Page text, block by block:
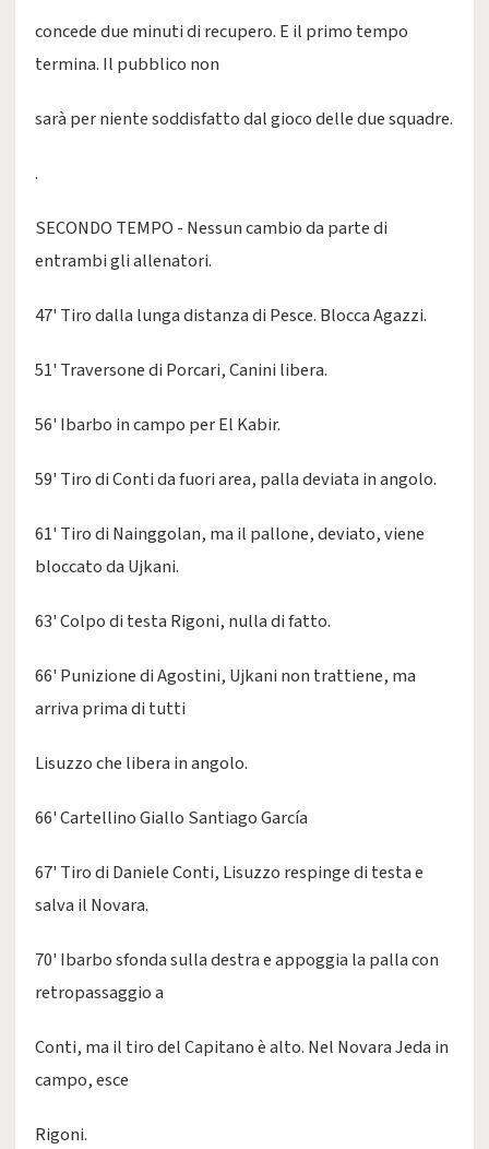
concede due minuti di recupero. E il primo tempo
termina. Il pubblico non
sarà per niente soddisfatto dal gioco delle due squadre.
.
SECONDO TEMPO - Nessun cambio da parte di
entrambi gli allenatori.
47' Tiro dalla lunga distanza di Pesce. Blocca Agazzi.
51' Traversone di Porcari, Canini libera.
56' Ibarbo in campo per El Kabir.
59' Tiro di Conti da fuori area, palla deviata in angolo.
61' Tiro di Nainggolan, ma il pallone, deviato, viene
bloccato da Ujkani.
63' Colpo di testa Rigoni, nulla di fatto.
66' Punizione di Agostini, Ujkani non trattiene, ma
arriva prima di tutti
Lisuzzo che libera in angolo.
66' Cartellino Giallo Santiago García
67' Tiro di Daniele Conti, Lisuzzo respinge di testa e
salva il Novara.
70' Ibarbo sfonda sulla destra e appoggia la palla con
retropassaggio a
Conti, ma il tiro del Capitano è alto. Nel Novara Jeda in
campo, esce
Rigoni.